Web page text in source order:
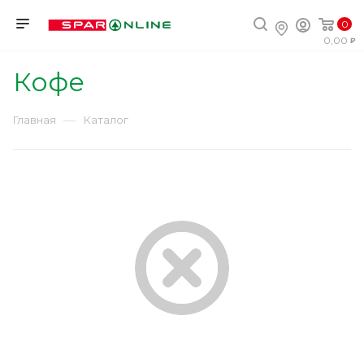
0
0,00
Кофе
Главная — Каталог